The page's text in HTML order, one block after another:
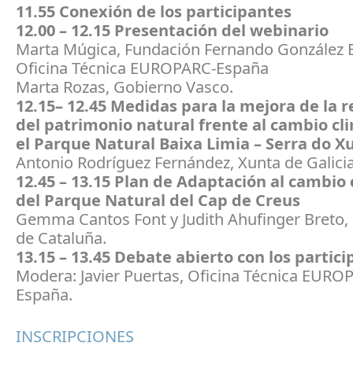
11.55 Conexión de los participantes
12.00 – 12.15 Presentación del webinario
Marta Múgica, Fundación Fernando González
Oficina Técnica EUROPARC-España
Marta Rozas, Gobierno Vasco.
12.15– 12.45 Medidas para la mejora de la
del patrimonio natural frente al cambio
el Parque Natural Baixa Limia – Serra do
Antonio Rodríguez Fernández, Xunta de
12.45 – 13.15 Plan de Adaptación al
del Parque Natural del Cap de Creus
Gemma Cantos Font y Judith Ahufinger
de Cataluña.
13.15 – 13.45 Debate abierto con los
Modera: Javier Puertas, Oficina Técnica
España.
INSCRIPCIONES